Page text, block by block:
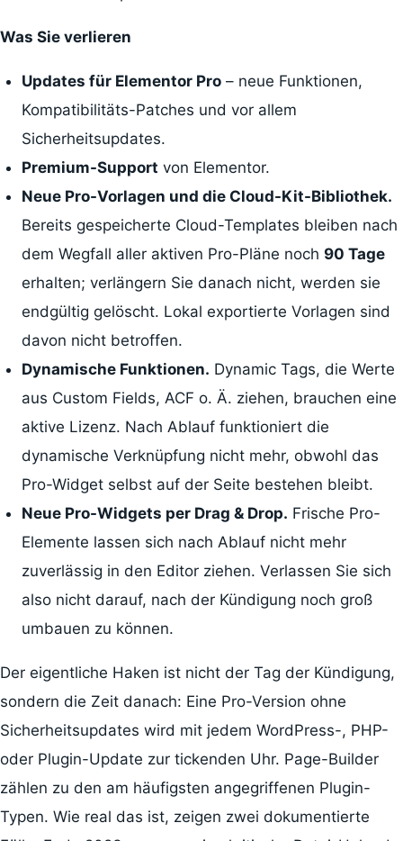
Was Sie verlieren
Updates für Elementor Pro– neue Funktionen,
Kompatibilitäts-Patches und vor allem
Sicherheitsupdates.
Premium-Support von Elementor.
Neue Pro-Vorlagen und die Cloud-Kit-Bibliothek.
Bereits gespeicherte Cloud-Templates bleiben nach
dem Wegfall aller aktiven Pro-Pläne noch 90 Tage
erhalten; verlängern Sie danach nicht, werden sie
endgültig gelöscht. Lokal exportierte Vorlagen sind
davon nicht betroffen.
Dynamische Funktionen. Dynamic Tags, die Werte
aus Custom Fields, ACF o. Ä. ziehen, brauchen eine
aktive Lizenz. Nach Ablauf funktioniert die
dynamische Verknüpfung nicht mehr, obwohl das
Pro-Widget selbst auf der Seite bestehen bleibt.
Neue Pro-Widgets per Drag & Drop. Frische Pro-
Elemente lassen sich nach Ablauf nicht mehr
zuverlässig in den Editor ziehen. Verlassen Sie sich
also nicht darauf, nach der Kündigung noch groß
umbauen zu können.
Der eigentliche Haken ist nicht der Tag der Kündigung,
sondern die Zeit danach: Eine Pro-Version ohne
Sicherheitsupdates wird mit jedem WordPress-, PHP-
oder Plugin-Update zur tickenden Uhr. Page-Builder
zählen zu den am häufigsten angegriffenen Plugin-
Typen. Wie real das ist, zeigen zwei dokumentierte